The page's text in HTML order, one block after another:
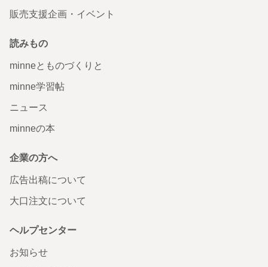
販売支援企画・イベント
読みもの
minneとものづくりと
minne学習帖
ニュース
minneの本
企業の方へ
広告出稿について
大口注文について
ヘルプセンター
お知らせ